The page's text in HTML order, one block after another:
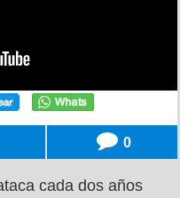
0
cada dos años